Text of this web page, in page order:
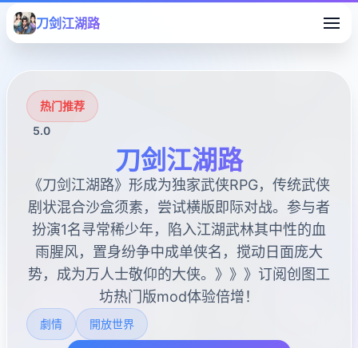
刀剑江湖路
热门推荐
5.0
刀剑江湖路
《刀剑江湖路》形成为独家武侠RPG，传统武侠
剧状混合沙盒须素，尝试横版即际对战。参与者
扮演1名寻常稀少年，陷入江湖武林其中性的血
雨腥风，置身纷争中成单侠名，搅动日面庞大
势，成为万人士敬仰的大侠。》》》订阅创图工
坊热门版mod体验倍增！
劇情 開放世界